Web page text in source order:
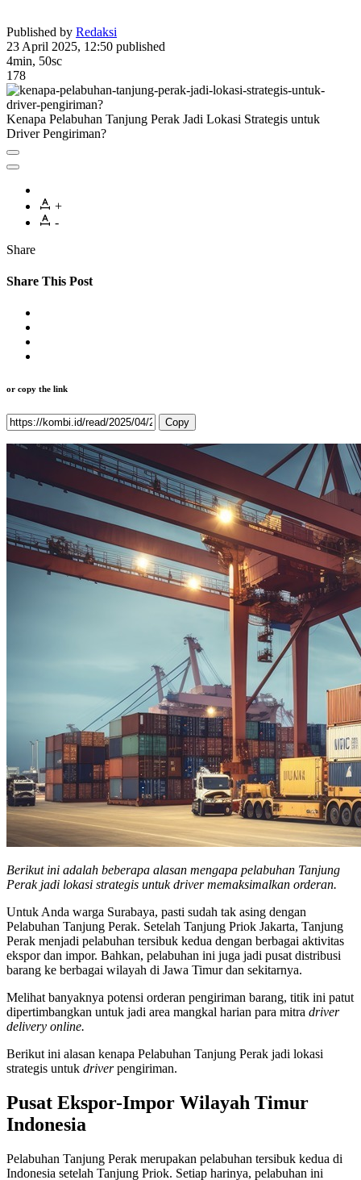
Published by Redaksi
23 April 2025, 12:50 published
4min, 50sc
178
Kenapa Pelabuhan Tanjung Perak Jadi Lokasi Strategis untuk
Driver Pengiriman?
+
-
Share
Share This Post
or copy the link
Copy
Berikut ini adalah beberapa alasan mengapa pelabuhan Tanjung
Perak jadi lokasi strategis untuk driver memaksimalkan orderan.
Untuk Anda warga Surabaya, pasti sudah tak asing dengan
Pelabuhan Tanjung Perak. Setelah Tanjung Priok Jakarta, Tanjung
Perak menjadi pelabuhan tersibuk kedua dengan berbagai aktivitas
ekspor dan impor. Bahkan, pelabuhan ini juga jadi pusat distribusi
barang ke berbagai wilayah di Jawa Timur dan sekitarnya.
Melihat banyaknya potensi orderan pengiriman barang, titik ini patut
dipertimbangkan untuk jadi area mangkal harian para mitra driver
delivery online.
Berikut ini alasan kenapa Pelabuhan Tanjung Perak jadi lokasi
strategis untuk driverpengiriman.
Pusat Ekspor-Impor Wilayah Timur
Indonesia
Pelabuhan Tanjung Perak merupakan pelabuhan tersibuk kedua di
Indonesia setelah Tanjung Priok. Setiap harinya, pelabuhan ini